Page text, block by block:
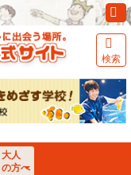
検索
大人
の方へ